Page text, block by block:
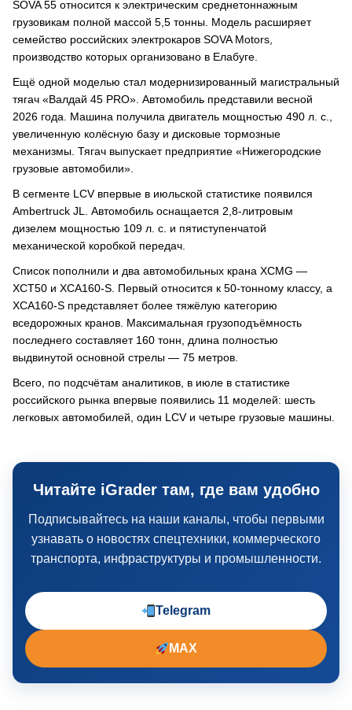
SOVA 55 относится к электрическим среднетоннажным
грузовикам полной массой 5,5 тонны. Модель расширяет
семейство российских электрокаров SOVA Motors,
производство которых организовано в Елабуге.
Ещё одной моделью стал модернизированный магистральный
тягач «Валдай 45 PRO». Автомобиль представили весной
2026 года. Машина получила двигатель мощностью 490 л. с.,
увеличенную колёсную базу и дисковые тормозные
механизмы. Тягач выпускает предприятие «Нижегородские
грузовые автомобили».
В сегменте LCV впервые в июльской статистике появился
Ambertruck JL. Автомобиль оснащается 2,8-литровым
дизелем мощностью 109 л. с. и пятиступенчатой
механической коробкой передач.
Список пополнили и два автомобильных крана XCMG —
XCT50 и XCA160-S. Первый относится к 50-тонному классу, а
XCA160-S представляет более тяжёлую категорию
вседорожных кранов. Максимальная грузоподъёмность
последнего составляет 160 тонн, длина полностью
выдвинутой основной стрелы — 75 метров.
Всего, по подсчётам аналитиков, в июле в статистике
российского рынка впервые появились 11 моделей: шесть
легковых автомобилей, один LCV и четыре грузовые машины.
Читайте iGrader там, где вам удобно
Подписывайтесь на наши каналы, чтобы первыми
узнавать о новостях спецтехники, коммерческого
транспорта, инфраструктуры и промышленности.
Telegram
MAX